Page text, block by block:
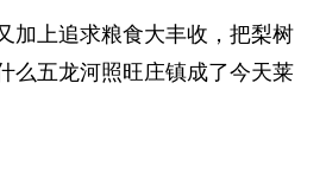
加上追求粮食大丰收，把梨树
么五龙河照旺庄镇成了今天莱